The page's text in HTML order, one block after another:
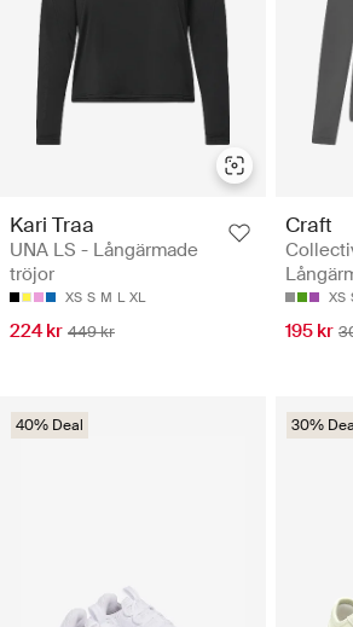
Kari Traa
UNA LS - Långärmade
tröjor
XS S M L XL
224 kr 449 kr
Craft
XS
195 kr
40% Deal 30%